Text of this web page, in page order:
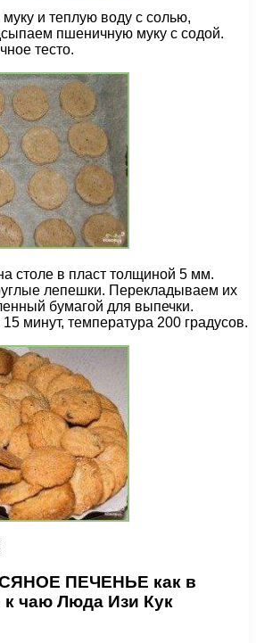
и теплую воду с солью,
пшеничную муку с содой.
тесто.
столе в пласт толщиной 5 мм.
лепешки. Перекладываем их
бумагой для выпечки.
минут, температура 200 градусов.
ПЕЧЕНЬЕ как в
к чаю Люда Изи Кук